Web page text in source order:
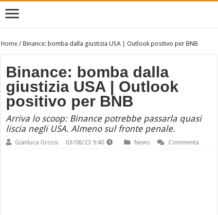
Home /Binance: bomba dalla giustizia USA | Outlook positivo per BNB
Binance: bomba dalla
giustizia USA | Outlook
positivo per BNB
Arriva lo scoop: Binance potrebbe passarla quasi
liscia negli USA. Almeno sul fronte penale.
Gianluca Grossi 03/08/23 9:40 News Commenta